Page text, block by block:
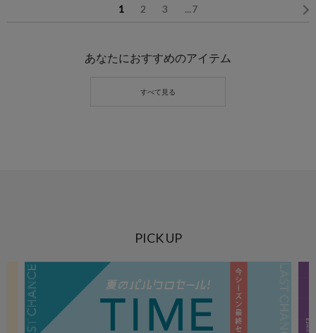
1 2 3 ...7
あなたにおすすめのアイテム
PICK UP